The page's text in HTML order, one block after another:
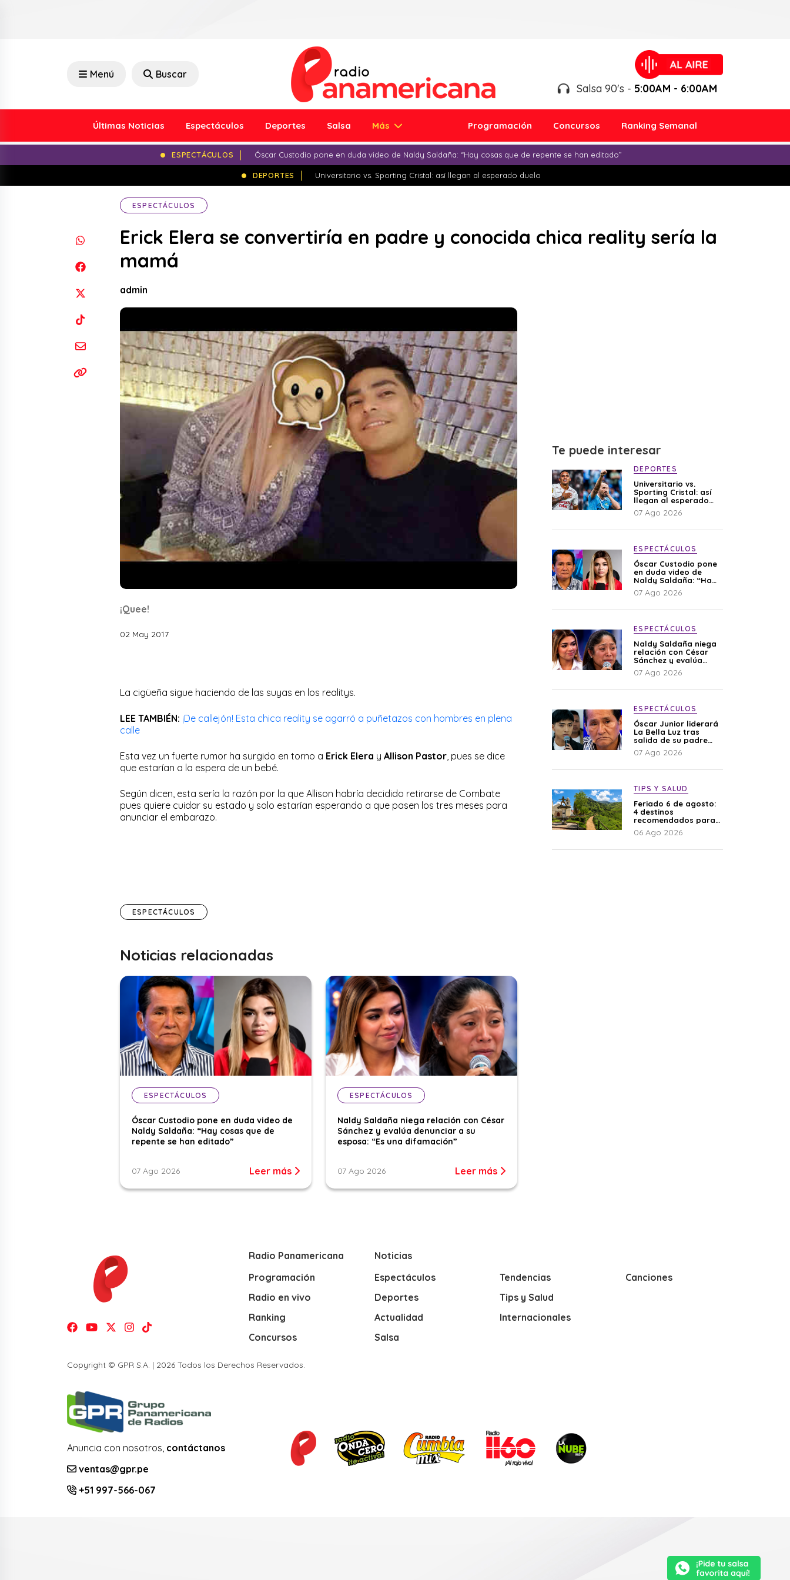
Menú Buscar
Salsa 90's - 5:00AM - 6:00AM
Últimas Noticias Espectáculos Deportes Salsa Más Programación Concursos Ranking Semanal
ESPECTÁCULOS Óscar Custodio pone en duda video de Naldy Saldaña: “Hay cosas que de repente se han editado”
DEPORTES Universitario vs. Sporting Cristal: así llegan al esperado duelo
ESPECTÁCULOS
Erick Elera se convertiría en padre y conocida chica reality sería la
mamá
admin
¡Quee!
02 May 2017
La cigüeña sigue haciendo de las suyas en los realitys.
LEE TAMBIÉN: ¡De callejón! Esta chica reality se agarró a puñetazos con hombres en plena
calle
Esta vez un fuerte rumor ha surgido en torno a Erick Elera y Allison Pastor , pues se dice
que estarían a la espera de un bebé.
Según dicen, esta sería la razón por la que Allison habría decidido retirarse de Combate
pues quiere cuidar su estado y solo estarían esperando a que pasen los tres meses para
anunciar el embarazo.
ESPECTÁCULOS
Noticias relacionadas
ESPECTÁCULOS
Óscar Custodio pone en duda video de
Naldy Saldaña: “Hay cosas que de
repente se han editado”
07 Ago 2026 Leer más
ESPECTÁCULOS
Naldy Saldaña niega relación con César
Sánchez y evalúa denunciar a su
esposa: “Es una difamación”
07 Ago 2026 Leer más
Te puede interesar
DEPORTES
Universitario vs.
Sporting Cristal: así
llegan al esperado
duelo
07 Ago 2026
ESPECTÁCULOS
Óscar Custodio pone
en duda video de
Naldy Saldaña: “Hay
cosas que de repente
se han editado”
07 Ago 2026
ESPECTÁCULOS
Naldy Saldaña niega
relación con César
Sánchez y evalúa
denunciar a su
esposa: “Es una
07 Ago 2026
ESPECTÁCULOS
Óscar Junior liderará
La Bella Luz tras
salida de su padre
por polémica con
Naldy Saldaña
07 Ago 2026
TIPS Y SALUD
Feriado 6 de agosto:
4 destinos
recomendados para
disfrutar el descanso
06 Ago 2026
Radio Panamericana
Programación
Radio en vivo
Ranking
Concursos
Noticias
Espectáculos
Deportes
Actualidad
Salsa
Tendencias
Tips y Salud
Internacionales
Canciones
Copyright © GPR S.A. | 2026 Todos los Derechos Reservados.
Anuncia con nosotros, contáctanos
ventas@gpr.pe
+51 997-566-067